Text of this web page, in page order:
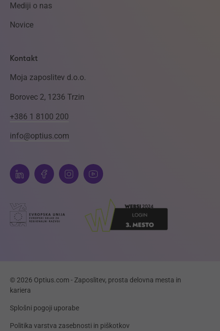
Mediji o nas
Novice
Kontakt
Moja zaposlitev d.o.o.
Borovec 2, 1236 Trzin
+386 1 8100 200
info@optius.com
© 2026 Optius.com - Zaposlitev, prosta delovna mesta in
kariera
Splošni pogoji uporabe
Politika varstva zasebnosti in piškotkov